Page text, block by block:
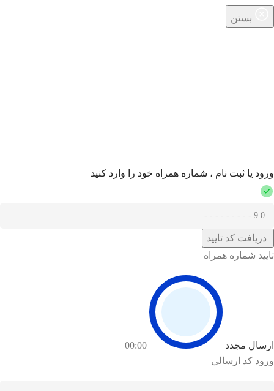
ورود یا ثبت نام ، شماره همراه خود را وارد کنید
تایید شماره همراه
ارسال مجدد
00:00
ورود کد ارسالی